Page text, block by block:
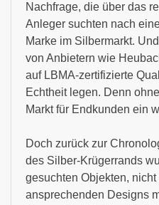
Nachfrage, die über das
Anleger suchten nach
Marke im Silbermarkt.
von Anbietern wie
auf LBMA-zertifizierte
Echtheit legen. Denn
Markt für Endkunden ein
Doch zurück zur
des Silber-Krügerrands
gesuchten Objekten,
ansprechenden Designs